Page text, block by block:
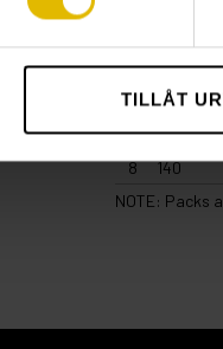
TILLÅT
8
120
8
120
8
140
8
140
NOTE: Packs